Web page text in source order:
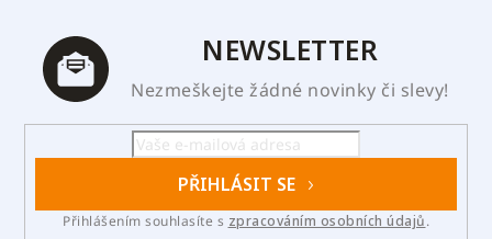
NEWSLETTER
Nezmeškejte žádné novinky či slevy!
PŘIHLÁSIT SE
Přihlášením souhlasíte s zpracováním osobních údajů.